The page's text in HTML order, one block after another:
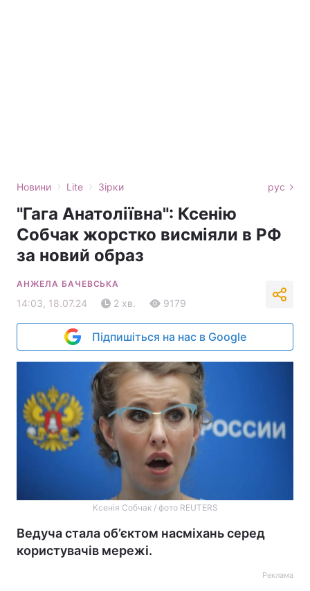
Новини › Lite › Зірки рус
"Гага Анатоліївна": Ксенію
Собчак жорстко висміяли в РФ
за новий образ
АНЖЕЛА БАЧЕВСЬКА
14:03, 18.07.24 2 хв. 9179
Підпишіться на нас в Google
Ксенія Собчак / фото REUTERS
Ведуча стала об’єктом насміхань серед
користувачів мережі.
Реклама